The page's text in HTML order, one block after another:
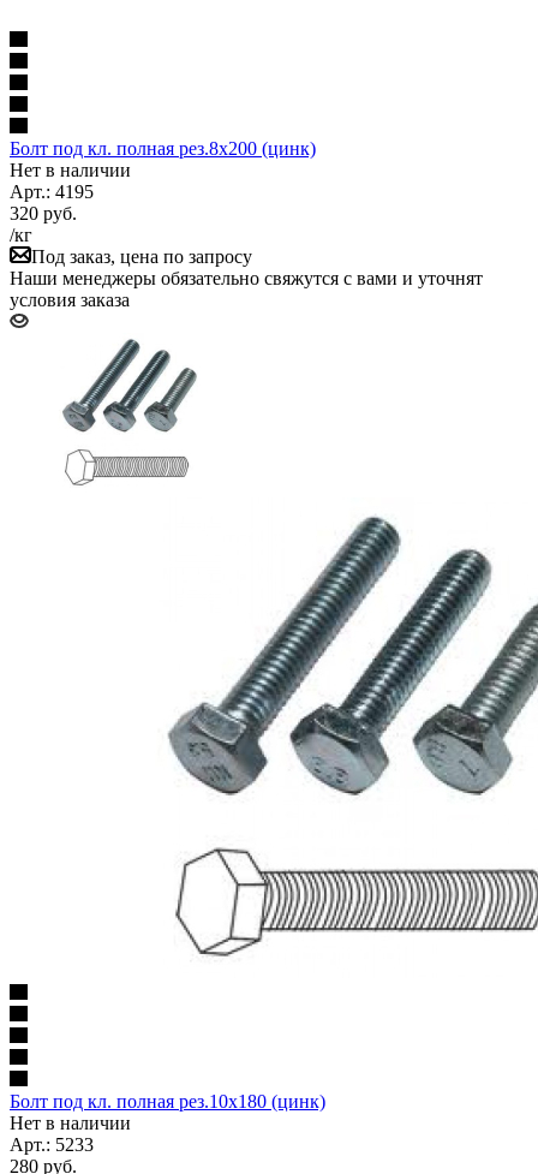
Болт под кл. полная рез.8х200 (цинк)
Нет в наличии
Арт.: 4195
320 руб.
/кг
Под заказ, цена по запросу
Наши менеджеры обязательно свяжутся с вами и уточнят
условия заказа
Болт под кл. полная рез.10х180 (цинк)
Нет в наличии
Арт.: 5233
280 руб.